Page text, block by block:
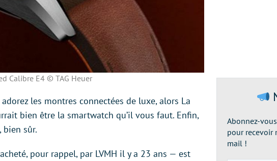
Calibre E4 © TAG Heuer
les montres connectées de luxe, alors La
bien être la smartwatch qu’il vous faut. Enfin,
bien sûr.
pour rappel, par LVMH il y a 23 ans — est
Abonnez-
pour recevoir
mail !